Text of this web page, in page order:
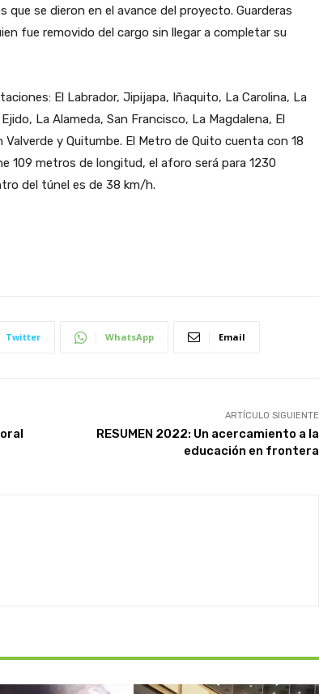
se dieron en el avance del proyecto. Guarderas
fue removido del cargo sin llegar a completar su
El Labrador, Jipijapa, Iñaquito, La Carolina, La
La Alameda, San Francisco, La Magdalena, El
Valverde y Quitumbe. El Metro de Quito cuenta con 18
109 metros de longitud, el aforo será para 1230
del túnel es de 38 km/h.
Twitter WhatsApp Email
ARTÍCULO SIGUIENTE
RESUMEN 2022: Un acercamiento a la
educación en frontera